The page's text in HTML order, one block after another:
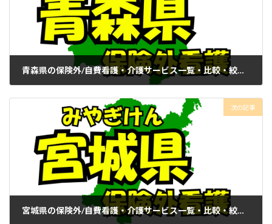
青森県の保険外/自費看護・介護サービス一覧・比較・絞り込み検索
次の記事
宮城県の保険外/自費看護・介護サービス一覧・比較・絞り込み検索